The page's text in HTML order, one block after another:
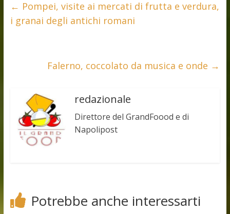
← Pompei, visite ai mercati di frutta e verdura,
i granai degli antichi romani
Falerno, coccolato da musica e onde →
redazionale
Direttore del GrandFoood e di
Napolipost
Potrebbe anche interessarti